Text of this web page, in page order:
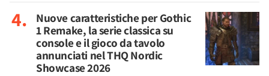
Nuove caratteristiche per Gothic
1 Remake, la serie classica su
console e il gioco da tavolo
annunciati nel THQ Nordic
Showcase 2026